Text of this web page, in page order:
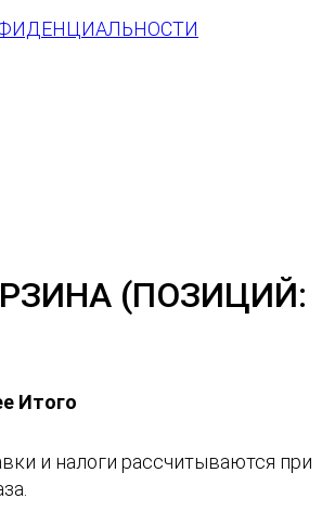
space13gallery
(ПОЗИЦИЙ:
Итого
и налоги рассчитываются при